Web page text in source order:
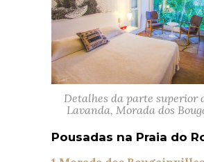
Detalhes da parte superior
Lavanda, Morada dos
Pousadas na Praia do